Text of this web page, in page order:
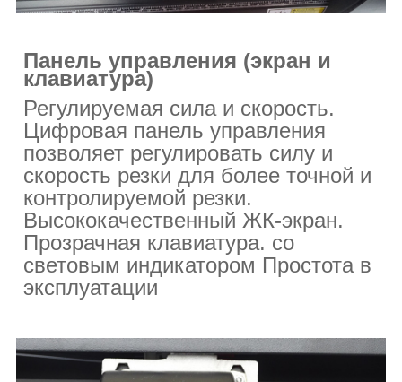
Панель управления (экран и
клавиатура)
Регулируемая сила и скорость.
Цифровая панель управления
позволяет регулировать силу и
скорость резки для более точной и
контролируемой резки.
Высококачественный ЖК-экран.
Прозрачная клавиатура. со
световым индикатором Простота в
эксплуатации